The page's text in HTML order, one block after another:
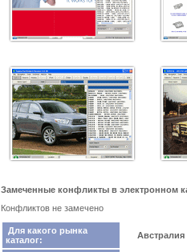
Замеченные конфликты в электронном
Конфликтов не замечено
Для какого рынка
каталог:
Австралия